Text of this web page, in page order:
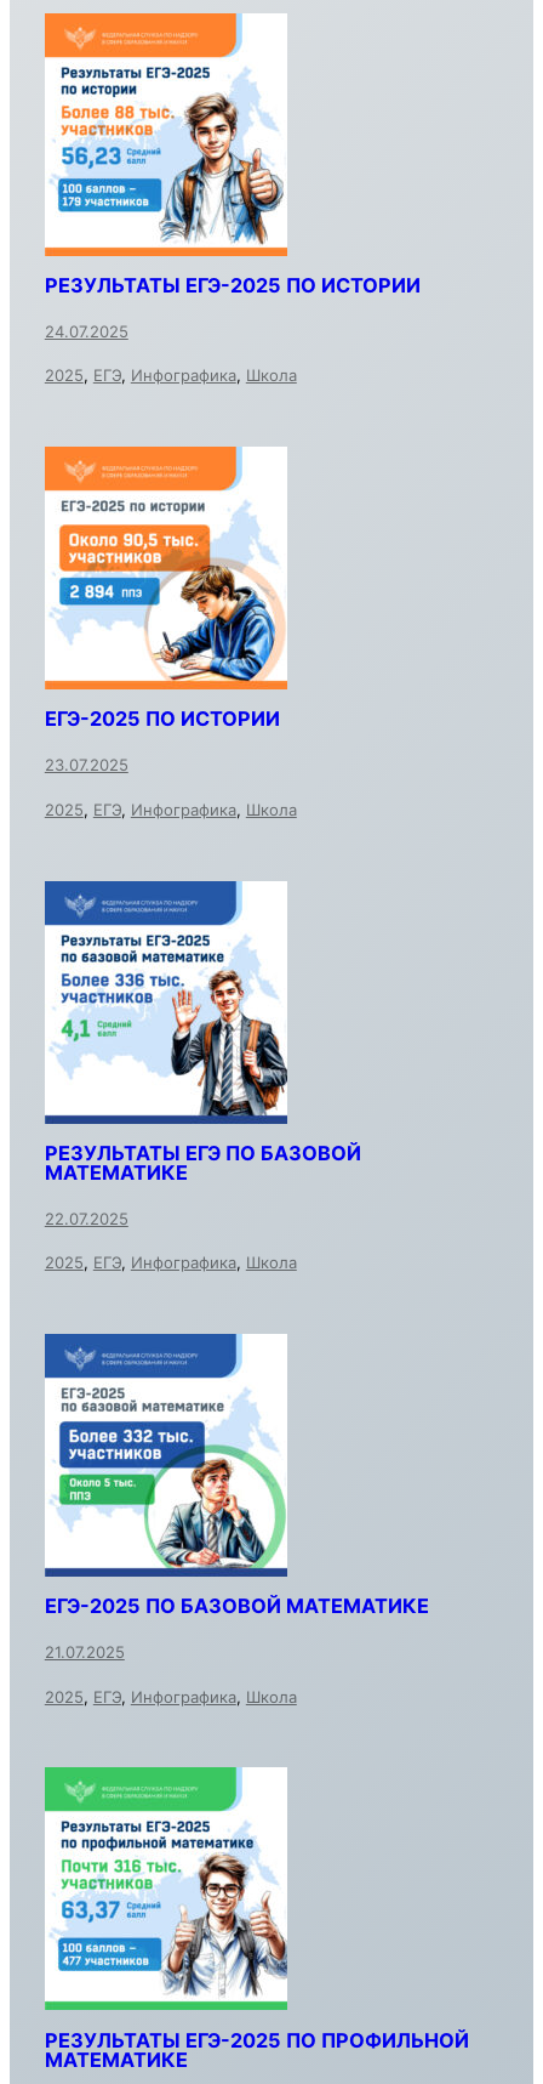
РЕЗУЛЬТАТЫ ЕГЭ-2025 ПО ИСТОРИИ
24.07.2025
2025, ЕГЭ, Инфографика, Школа
ЕГЭ-2025 ПО ИСТОРИИ
23.07.2025
2025, ЕГЭ, Инфографика, Школа
РЕЗУЛЬТАТЫ ЕГЭ ПО БАЗОВОЙ
МАТЕМАТИКЕ
22.07.2025
2025, ЕГЭ, Инфографика, Школа
ЕГЭ-2025 ПО БАЗОВОЙ МАТЕМАТИКЕ
21.07.2025
2025, ЕГЭ, Инфографика, Школа
РЕЗУЛЬТАТЫ ЕГЭ-2025 ПО ПРОФИЛЬНОЙ
МАТЕМАТИКЕ